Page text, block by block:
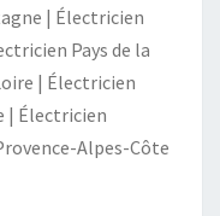
| Électricien
Pays de la
| Électricien
| Électricien
Alpes-Côte